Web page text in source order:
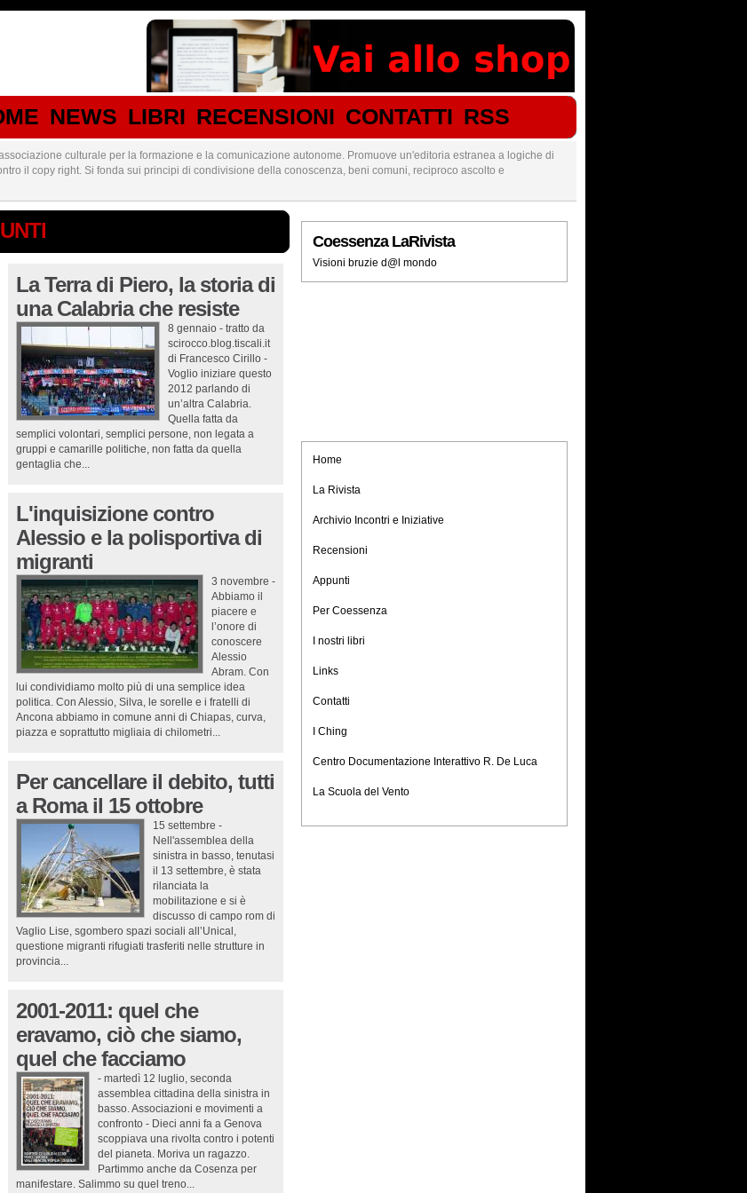
NEWS LIBRI RECENSIONI CONTATTI RSS
culturale per la formazione e la comunicazione autonome. Promuove un'editoria estranea a logiche di
il copy right. Si fonda sui principi di condivisione della conoscenza, beni comuni, reciproco ascolto e
La Terra di Piero, la storia di
una Calabria che resiste
8 gennaio - tratto da
scirocco.blog.tiscali.it
di Francesco Cirillo -
Voglio iniziare questo
2012 parlando di
un’altra Calabria.
Quella fatta da
semplici volontari, semplici persone, non legata a
gruppi e camarille politiche, non fatta da quella
gentaglia che...
L'inquisizione contro
Alessio e la polisportiva di
migranti
3 novembre -
Abbiamo il
piacere e
l’onore di
conoscere
Alessio
Abram. Con
lui condividiamo molto più di una semplice idea
politica. Con Alessio, Silva, le sorelle e i fratelli di
Ancona abbiamo in comune anni di Chiapas, curva,
piazza e soprattutto migliaia di chilometri...
Per cancellare il debito, tutti
a Roma il 15 ottobre
15 settembre -
Nell'assemblea della
sinistra in basso, tenutasi
il 13 settembre, è stata
rilanciata la
mobilitazione e si è
discusso di campo rom di
Vaglio Lise, sgombero spazi sociali all’Unical,
questione migranti rifugiati trasferiti nelle strutture in
provincia...
2001-2011: quel che
eravamo, ciò che siamo,
quel che facciamo
- martedì 12 luglio, seconda
assemblea cittadina della sinistra in
basso. Associazioni e movimenti a
confronto - Dieci anni fa a Genova
scoppiava una rivolta contro i potenti
del pianeta. Moriva un ragazzo.
Partimmo anche da Cosenza per
manifestare. Salimmo su quel treno...
Coessenza LaRivista
Visioni bruzie d@l mondo
Home
La Rivista
Archivio Incontri e Iniziative
Recensioni
Appunti
Per Coessenza
I nostri libri
Links
Contatti
I Ching
Centro Documentazione Interattivo R. De Luca
La Scuola del Vento